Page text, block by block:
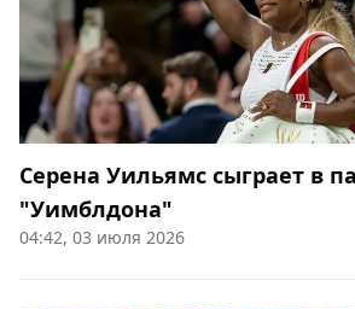
Серена Уильямс сыграет в
"Уимблдона"
04:42, 03 июля 2026